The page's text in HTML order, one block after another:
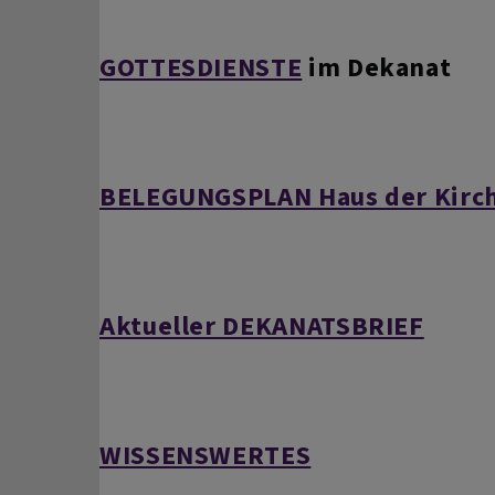
GOTTESDIENSTE im Dekanat
BELEGUNGSPLAN Haus der
Aktueller DEKANATSBRIEF
WISSENSWERTES